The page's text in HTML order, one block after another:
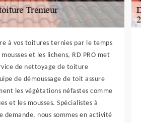
à vos toitures ternies par le temps
et les lichens, RD PRO met
de nettoyage de toiture
de démoussage de toit assure
les végétations néfastes comme
et les mousses. Spécialistes à
demande, nous sommes en activité